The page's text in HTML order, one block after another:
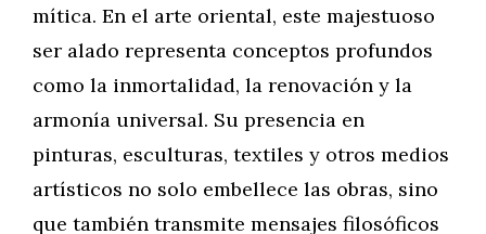
mítica. En el arte oriental, este majestuoso
ser alado representa conceptos profundos
como la inmortalidad, la renovación y la
armonía universal. Su presencia en
pinturas, esculturas, textiles y otros medios
artísticos no solo embellece las obras, sino
que también transmite mensajes filosóficos